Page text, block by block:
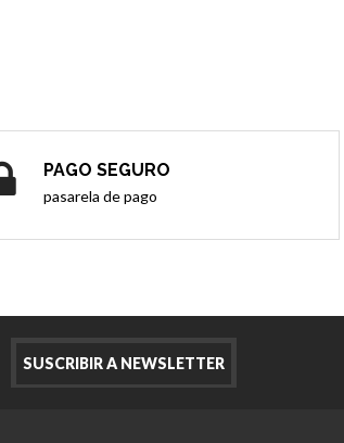
PAGO SEGURO
pasarela de pago